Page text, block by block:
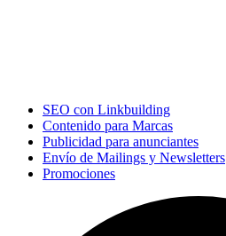
SEO con Linkbuilding
Contenido para Marcas
Publicidad para anunciantes
Envío de Mailings y Newsletters
Promociones